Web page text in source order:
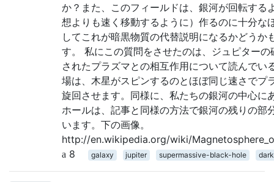
か？また、このフィールドは、銀河が回転する
想よりも速く移動するように）作るのに十分な
してこれが暗黒物質の代替説明になるかどうか
す。 私にこの質問をさせたのは、ジュピター
されたプラズマとの相互作用について読んでい
場は、木星がスピンするのとほぼ同じ速さでプ
旋回させます。同様に、私たちの銀河の中心に
ホールは、記事と同様の方法で銀河の残りの部
います。下の画像。
http://en.wikipedia.org/wiki/
8
galaxy jupiter supermassive-black-hole